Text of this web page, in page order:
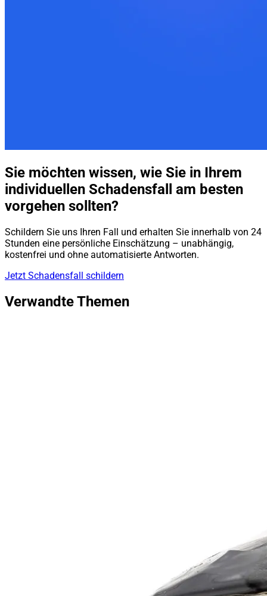
Sie möchten wissen, wie Sie in Ihrem
individuellen Schadensfall am besten
vorgehen sollten?
Schildern Sie uns Ihren Fall und erhalten Sie innerhalb von 24
Stunden eine persönliche Einschätzung – unabhängig,
kostenfrei und ohne automatisierte Antworten.
Jetzt Schadensfall schildern
Verwandte Themen